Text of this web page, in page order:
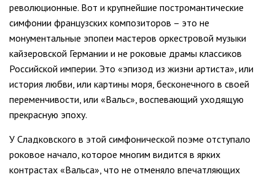
революционные. Вот и крупнейшие постромантические
симфонии французских композиторов – это не
монументальные эпопеи мастеров оркестровой музыки
кайзеровской Германии и не роковые драмы классиков
Российской империи. Это «эпизод из жизни артиста», или
история любви, или картины моря, бесконечного в своей
переменчивости, или «Вальс», воспевающий уходящую
прекрасную эпоху.
У Сладковского в этой симфонической поэме отступало
роковое начало, которое многим видится в ярких
контрастах «Вальса», что не отменяло впечатляющих